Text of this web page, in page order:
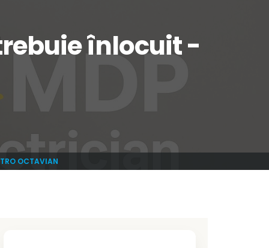
înlocuit -
OCTAVIAN